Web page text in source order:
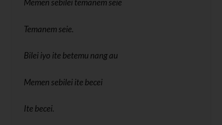
Memen sebilei temanem seie
Temanem seie.
Bilei iyo ite betemu nang au
Memen sebilei ite becei
Ite becei.